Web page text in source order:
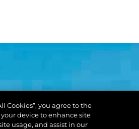
Cookies”, you agree to the
device to enhance site
usage, and assist in our